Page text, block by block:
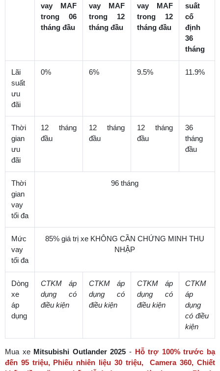
vay MAF
trong 06
tháng đầu
vay MAF
trong 12
tháng đầu
vay MAF
trong 12
tháng đầu
suất
cố
định
36
tháng
Lãi
suất
ưu
đãi
0% 6% 9.5% 11.9%
Thời
gian
ưu
đãi
12 tháng
đầu
12 tháng
đầu
12 tháng
đầu
36
tháng
đầu
Thời
gian
vay
tối đa
96 tháng
Mức
vay
tối đa
85% giá trị xe KHÔNG CẦN CHỨNG MINH THU
NHẬP
Dòng
xe
áp
dụng
CTKM áp
dụng có
điều kiện
CTKM áp
dụng có
điều kiện
CTKM áp
dụng có
điều kiện
CTKM
áp
dụng
có điều
kiện
Mua xe Mitsubishi Outlander 2025 - Hỗ trợ 100% trước bạ
đến 95 triệu, Phiếu nhiên liệu 30 triệu, Camera 360, Chiết